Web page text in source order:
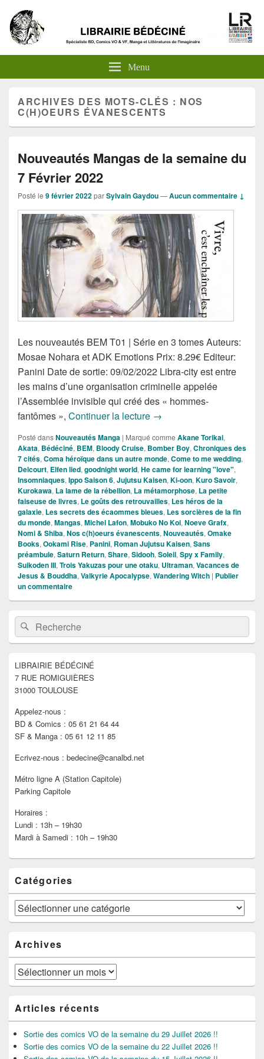
Menu
ARCHIVES DES MOTS-CLÉS : NOS
C(H)OEURS ÉVANESCENTS
Nouveautés Mangas de la semaine du
7 Février 2022
Posté le 9 février 2022parSylvain Gaydou—Aucun commentaire ↓
Les nouveautés BEM T01 | Série en 3 tomes Auteurs:
Mosae Nohara et ADK Emotions Prix: 8.29€ Editeur:
Panini Date de sortie: 09/02/2022 Libra-city est entre
les mains d’une organisation criminelle appelée
l’Assemblée invisible qui créé des « hommes-
fantômes », Continuer la lecture Nouveautés Mangas de
→
Posté dansNouveautés Manga | Marqué comme Akane Torikai,
Akata, Bédéciné, BEM, Bloody Cruise, Bomber Boy, Chroniques des
7 cités, Coma héroïque dans un autre monde, Come to me wedding,
Delcourt, Elfen lied, goodnight world, He came for learning "love",
Insomniaques, Ippo Saison 6, Jujutsu Kaisen, Ki-oon, Kuro Savoir,
Kurokawa, La lame de la rébellion, La métamorphose, La petite
faiseuse de livres, Le goûts des retrouvailles, Les héros de la
galaxie, Les secrets des écaommes bleues, Les sorcières de la fin
du monde, Mangas, Michel Lafon, Mobuko No Koi, Noeve Grafx,
Nomi & Shiba, Nos c(h)oeurs évanescents, Nouveautés, Omake
Books, Ookami Rise, Panini, Roman Jujutsu Kaisen, Sans
préambule, Saturn Return, Share, Sidooh, Soleil, Spy x Family,
Suikoden III, Trois Yakuzas pour une otaku, Ultraman, Vacances de
Jesus & Bouddha, Valkyrie Apocalypse, Wandering Witch | Publier
un commentaire
Zone
principale
de
widget
barre
latérale
Recherche :Rechercher
LIBRAIRIE BÉDÉCINÉ
7 RUE ROMIGUIÈRES
31000 TOULOUSE
Appelez-nous :
BD & Comics : 05 61 21 64 44
SF & Manga : 05 61 12 11 85
Ecrivez-nous : bedecine@canalbd.net
Métro ligne A (Station Capitole)
Parking Capitole
Horaires :
Lundi : 13h – 19h30
Mardi à Samedi : 10h – 19h30
Catégories
Catégories
Archives
Archives
Articles récents
Sortie des comics VO de la semaine du 29 Juillet 2026 !!
Sortie des comics VO de la semaine du 22 Juillet 2026 !!